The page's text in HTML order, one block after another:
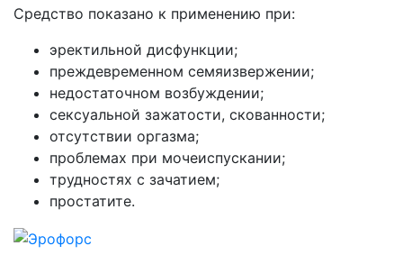
Средство показано к применению при:
эректильной дисфункции;
преждевременном семяизвержении;
недостаточном возбуждении;
сексуальной зажатости, скованности;
отсутствии оргазма;
проблемах при мочеиспускании;
трудностях с зачатием;
простатите.